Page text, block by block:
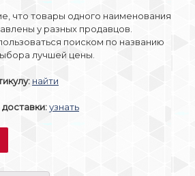
что товары одного наименования
у разных продавцов.
поиском по названию
лучшей цены.
найти
узнать